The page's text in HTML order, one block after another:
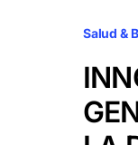
Salud &